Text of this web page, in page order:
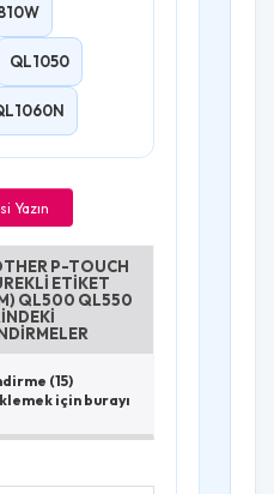
QL1050
Yazın
P-TOUCH
ETIKET
QL500 QL550
(15)
için burayı